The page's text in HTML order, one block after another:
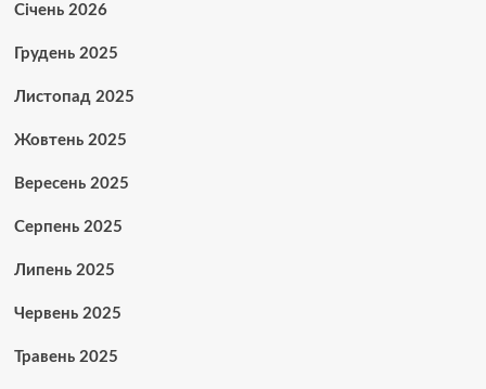
Січень 2026
Грудень 2025
Листопад 2025
Жовтень 2025
Вересень 2025
Серпень 2025
Липень 2025
Червень 2025
Травень 2025